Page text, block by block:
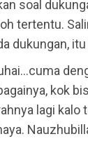
soal
tertentu.
dukungan,
kok
lagi